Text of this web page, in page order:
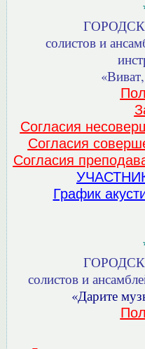
солистов и
Согласия
Согласия
Согласия
График
солистов и
«Дарите